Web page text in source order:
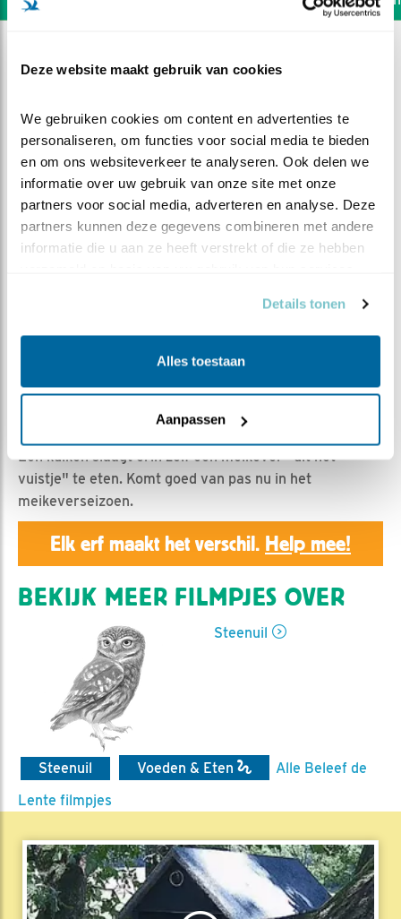
Deze website maakt gebruik van cookies
We gebruiken cookies om content en advertenties te
personaliseren, om functies voor social media te bieden
en om ons websiteverkeer te analyseren. Ook delen we
informatie over uw gebruik van onze site met onze
partners voor social media, adverteren en analyse. Deze
partners kunnen deze gegevens combineren met andere
informatie die u aan ze heeft verstrekt of die ze hebben
Details tonen
Alles toestaan
Aanpassen
Zelfstandig meikever eten
Geert | Geplaatst op 11 mei 2019, 23:55 |
Bewaar dit filmpje|
1078x
Een kuiken slaagt erin zelf een meikever "uit het
vuistje" te eten. Komt goed van pas nu in het
meikeverseizoen.
Elk erf maakt het verschil. Help mee!
BEKIJK MEER FILMPJES OVER
Steenuil
Steenuil Voeden & Eten
Alle Beleef de
Lente filmpjes